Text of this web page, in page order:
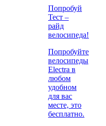
Попробуй
Тест –
райд
велосипеда!
Попробуйте
велосипеды
Electra в
любом
удобном
для вас
месте, это
бесплатно.